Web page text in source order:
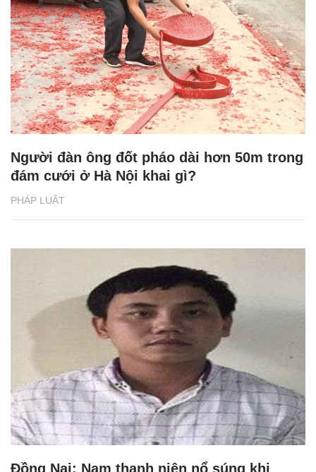
PHÁP LUẬT
Người đàn ông đốt pháo dài hơn 50m trong
đám cưới ở Hà Nội khai gì?
Đồng Nai: Nam thanh niên nổ súng khi